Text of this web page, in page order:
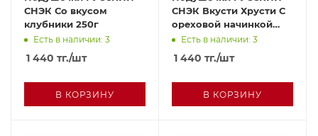
СНЭК Со вкусом
клубники 250г
Есть в наличии: 3
1 440 тг./шт
В КОРЗИНУ
СНЭК Вкусти Хрусти С
ореховой начинкой
250гЕсть в наличии: 3
1 440 тг./шт
В КОРЗИНУ